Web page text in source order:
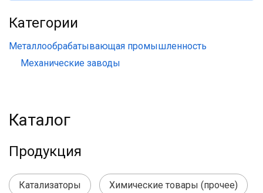
Категории
Металлообрабатывающая промышленность
Механические заводы
Каталог
Продукция
Катализаторы Химические товары (прочее)